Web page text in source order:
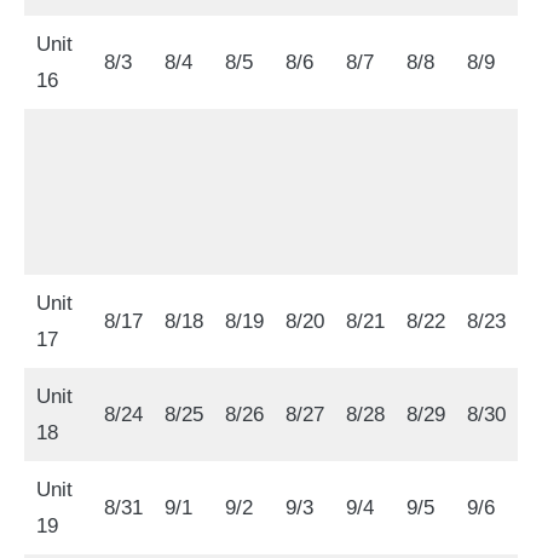
Unit
16
8/3 8/4 8/5 8/6 8/7 8/8 8/9
Unit
17
8/17 8/18 8/19 8/20 8/21 8/22 8/23
Unit
18
8/24 8/25 8/26 8/27 8/28 8/29 8/30
Unit
19
8/31 9/1 9/2 9/3 9/4 9/5 9/6